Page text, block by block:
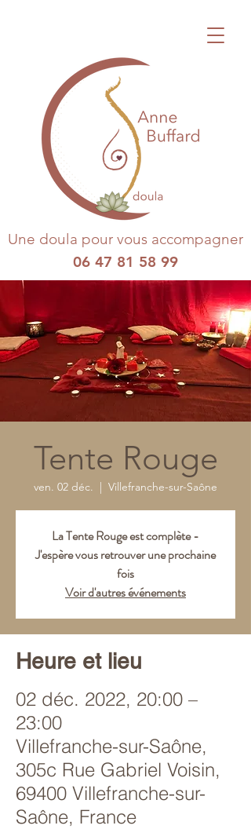
Une doula pour vous accompagner
06 47 81 58 99
Tente Rouge
ven. 02 déc.
  |
Villefranche-sur-Saône
La Tente Rouge est complète -
J'espère vous retrouver une prochaine
fois
Voir d'autres événements
Heure et lieu
02 déc. 2022, 20:00 –
23:00
Villefranche-sur-Saône,
305c Rue Gabriel Voisin,
69400 Villefranche-sur-
Saône, France